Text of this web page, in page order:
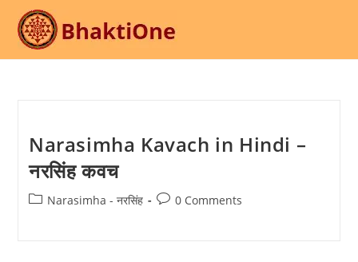
content
Narasimha Kavach in Hindi –
नरसिंह कवच
PostNarasimha - नरसिंह
Post0 Comments